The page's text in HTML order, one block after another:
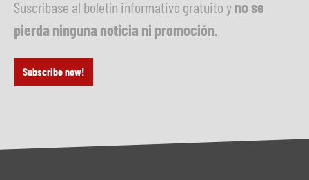
Suscríbase al boletín informativo gratuito yno se
pierda ninguna noticia ni promoción
Subscribe now!